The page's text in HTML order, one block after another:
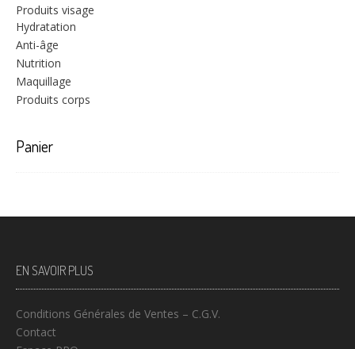
Produits visage
Hydratation
Anti-âge
Nutrition
Maquillage
Produits corps
Panier
EN SAVOIR PLUS
Conditions Générales de Ventes – C.G.V.
Contact